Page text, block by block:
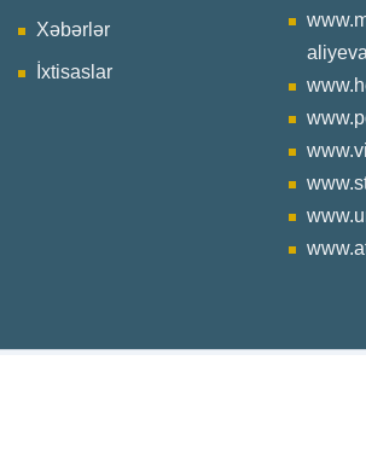
Xəbərlər
İxtisaslar